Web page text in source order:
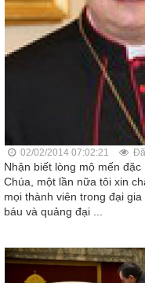
02/02/2014 07:02:21
Nhận biết lòng mộ mến
Chúa, một lần nữa tôi xin
mọi thành viên trong đại
báu và quảng đại ...